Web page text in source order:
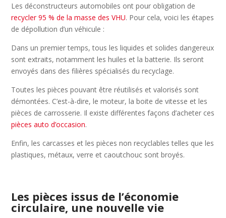
Les déconstructeurs automobiles ont pour obligation de
recycler 95 % de la masse des VHU. Pour cela, voici les étapes
de dépollution d’un véhicule :
Dans un premier temps, tous les liquides et solides dangereux
sont extraits, notamment les huiles et la batterie. Ils seront
envoyés dans des filières spécialisés du recyclage.
Toutes les pièces pouvant être réutilisés et valorisés sont
démontées. C’est-à-dire, le moteur, la boite de vitesse et les
pièces de carrosserie. Il existe différentes façons d’acheter ces
pièces auto d’occasion.
Enfin, les carcasses et les pièces non recyclables telles que les
plastiques, métaux, verre et caoutchouc sont broyés.
Les pièces issus de l’économie
circulaire, une nouvelle vie